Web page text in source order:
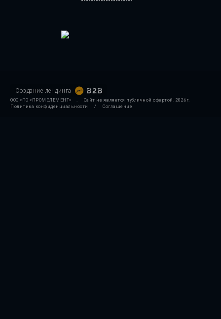
Создание лендинга
ООО «ПО «ПРОМЭЛЕМЕНТ» . Сайт не является публичной офертой. 2026г.
Политика конфиденциальности
/ Соглашение